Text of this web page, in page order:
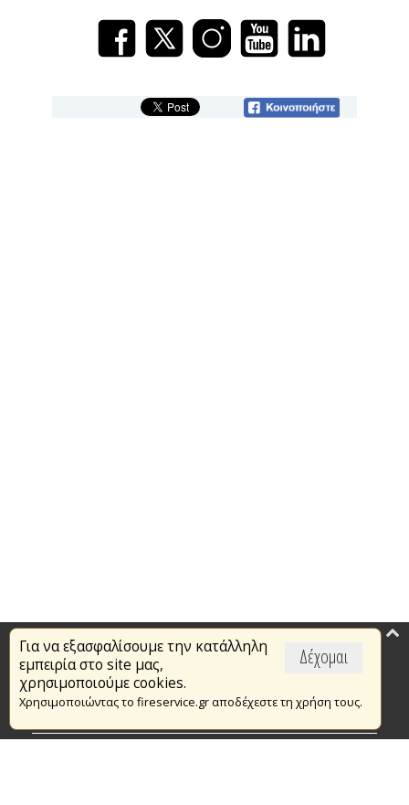
Δέχομαι
Για να εξασφαλίσουμε την κατάλληλη
εμπειρία στο site μας,
χρησιμοποιούμε cookies.
Χρησιμοποιώντας το fireservice.gr αποδέχεστε τη χρήση τους.
Επικαιρότητα
Το Πυροσβεστικό Σώμα